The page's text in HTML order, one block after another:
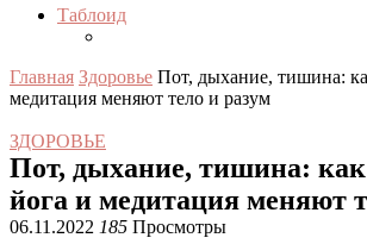
Таблоид
Главная Здоровье Пот, дыхание, тишина:
медитация меняют тело и разум
ЗДОРОВЬЕ
Пот, дыхание, тишина: как
йога и медитация меняют
06.11.2022 185 Просмотры